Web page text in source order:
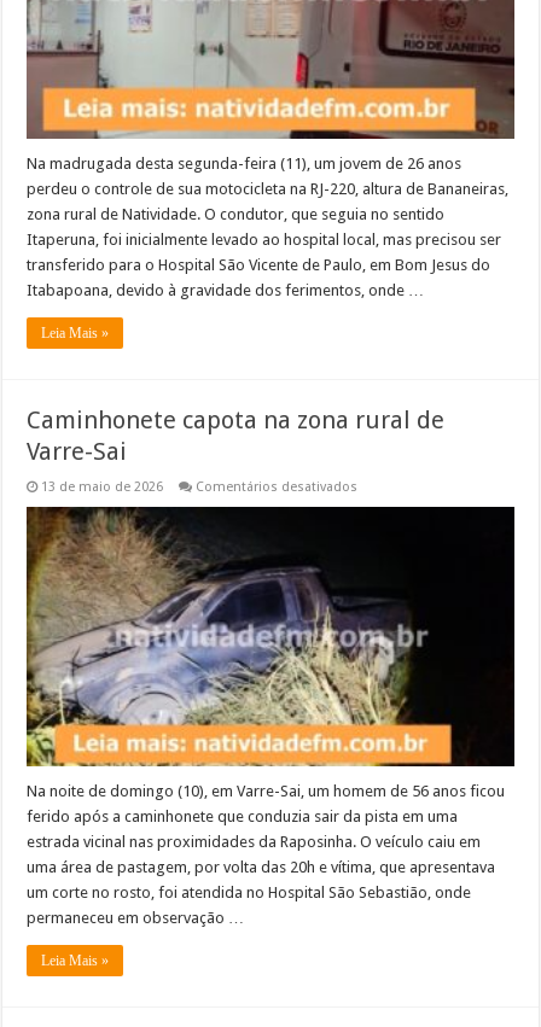
Na madrugada desta segunda-feira (11), um jovem de 26 anos
perdeu o controle de sua motocicleta na RJ-220, altura de Bananeiras,
zona rural de Natividade. O condutor, que seguia no sentido
Itaperuna, foi inicialmente levado ao hospital local, mas precisou ser
transferido para o Hospital São Vicente de Paulo, em Bom Jesus do
Itabapoana, devido à gravidade dos ferimentos, onde …
Leia Mais »
Caminhonete capota na zona rural de
Varre-Sai
13 de maio de 2026 Comentários desativados
Varre-
Sai
Na noite de domingo (10), em Varre-Sai, um homem de 56 anos ficou
ferido após a caminhonete que conduzia sair da pista em uma
estrada vicinal nas proximidades da Raposinha. O veículo caiu em
uma área de pastagem, por volta das 20h e vítima, que apresentava
um corte no rosto, foi atendida no Hospital São Sebastião, onde
permaneceu em observação …
Leia Mais »